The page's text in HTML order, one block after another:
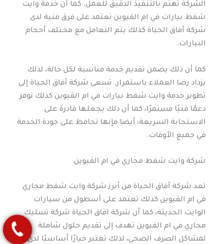
الشركة تهتم بالتنفيذ الدقيق للعمل. كما أن خدمة وايت
شفط بيارات في ام القيوين تعتمد على فرق فنية لدى
شركة آفاق الحياة كذلك يتم التعامل مع مختلف أحجام
البيارات.
كما أن ذلك يضمن تقديم خدمة مناسبة لكل حالة، لذلك
يزداد رضا العملاء باستمرار. تسعى شركة آفاق الحياة إلى
تطوير خدمة وايت شفط بيارات في ام القيوين كذلك توفر
دعمًا فنيًا مستمرًا، كما أن ذلك يجعلها قادرة على
الاستجابة السريعة، أيضا فإنها تحافظ على جودة الخدمة
في جميع الأوقات.
شركة وايت شفط مجاري في ام القيوين
تعد شركة آفاق الحياة من أبرز شركة وايت شفط مجاري
في ام القيوين كذلك تعتمد على أسطول من سيارات
الوايت الحديثة، كما أن شركة افاق الحياة شركة تسليك
مجاري في ام القيوين تهدف إلى تقديم حلول شاملة
لمشاكل الصرف الصحي، لذلك تعتبر خيارًا أساسيًا لدى